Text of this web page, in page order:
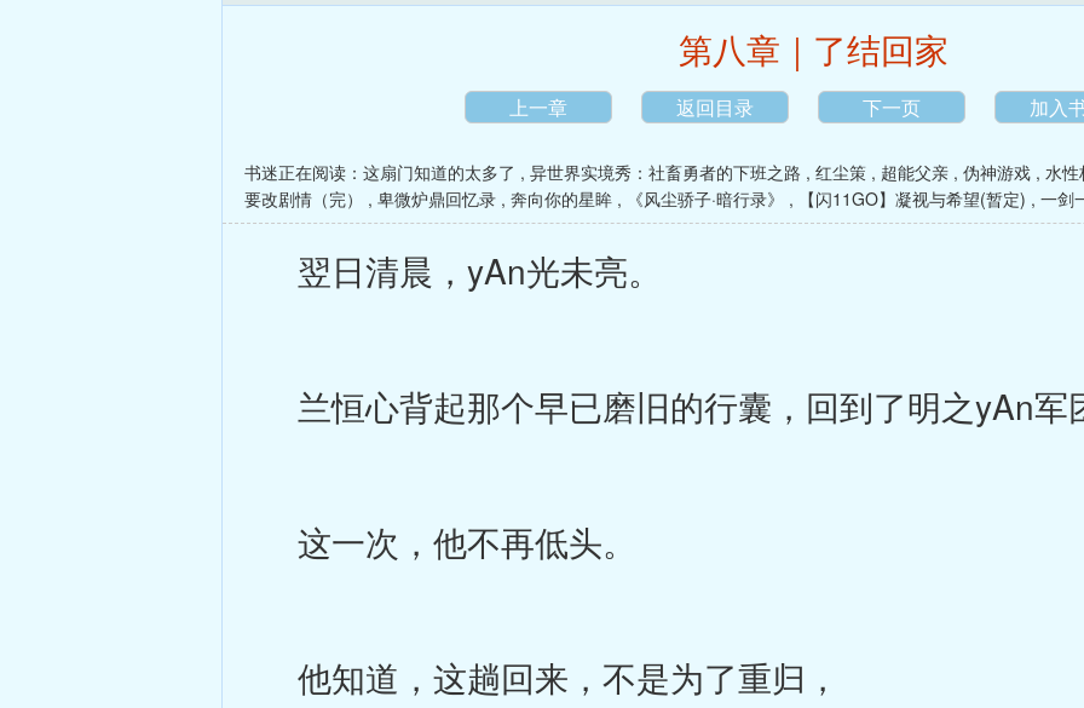
第八章｜了结回家
上一章 返回目录 下一页 加入
书迷正在阅读： 这扇门知道的太多了 , 异世界实境秀：社畜勇者的下班之路 , 红尘策 , 超能父亲 , 伪神游戏 , 水性
要改剧情（完）
, 卑微炉鼎回忆录 , 奔向你的星眸 , 《风尘骄子·暗行录》 , 【闪11GO】凝视与希望(暂定) , 一剑
翌日清晨，yAn光未亮。
兰恒心背起那个早已磨旧的行囊，回到了明之yAn军
这一次，他不再低头。
他知道，这趟回来，不是为了重归，